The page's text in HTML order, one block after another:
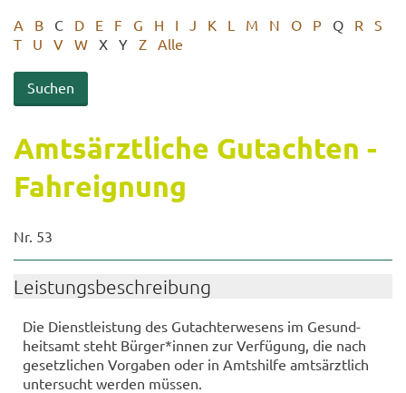
A B C D E F G H I J K L M N O P Q R
S
T
U V W X Y Z Alle
Amts­ärzt­li­che Gut­ach­ten -
Fahr­eig­nung
Nr. 53
Leis­tungs­be­schrei­bung
Die Dienst­leis­tung des Gut­ach­ter­we­sens im Ge­sund­
heits­amt steht Bür­ger*innen zur Ver­fü­gung, die nach
ge­setz­li­chen Vor­ga­ben oder in Amts­hil­fe amts­ärzt­lich
un­ter­sucht wer­den müs­sen.